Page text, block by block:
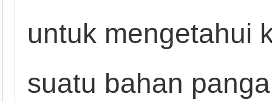
untuk mengetahui
suatu bahan